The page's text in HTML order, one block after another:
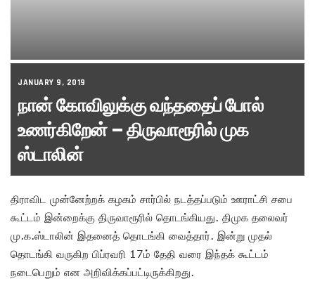
JANUARY 9, 2019
நான் கோவிலுக்கு வந்ததைப் போல்
உணர்கிறேன் – திருவாரூரில் முக
ஸ்டாலின்
திராவிட முன்னேற்றக் கழகம் சார்பில் நடத்தப்படும் ஊராட்சி சபை
கூட்டம் இன்றைக்கு திருவாரூரில் தொடங்கியது. திமுக தலைவர்
மு.க.ஸ்டாலின் இதனைத் தொடங்கி வைத்தார். இன்று முதல்
தொடங்கி வருகிற பிப்ரவரி 17ம் தேதி வரை இந்தக் கூட்டம்
நடைபெறும் என அறிவிக்கப்பட்டிருக்கிறது.